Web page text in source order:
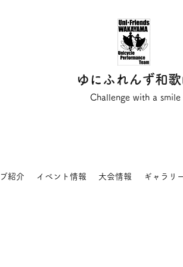
ゆにふれんず和歌
Challenge with a smile
紹介 イベント情報 大会情報 ギャラリ